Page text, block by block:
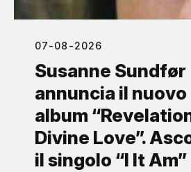
07-08-2026
Susanne Sundfør
annuncia il nuovo
album
Divine Love”.
il singolo “I It Am”